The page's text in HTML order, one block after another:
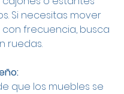
Si necesitas mover
con frecuencia, busca
ruedas.
que los muebles se